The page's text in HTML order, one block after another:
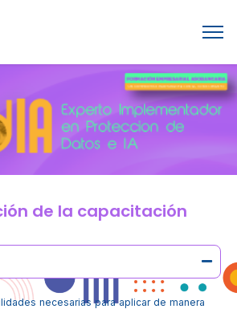
de la capacitación
necesarias para aplicar de manera